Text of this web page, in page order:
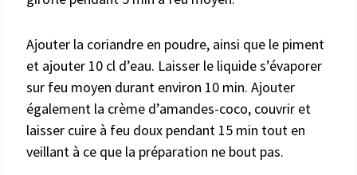
Ajouter la coriandre en poudre, ainsi que le piment
et ajouter 10 cl d’eau. Laisser le liquide s’évaporer
sur feu moyen durant environ 10 min. Ajouter
également la crème d’amandes-coco, couvrir et
laisser cuire à feu doux pendant 15 min tout en
veillant à ce que la préparation ne bout pas.